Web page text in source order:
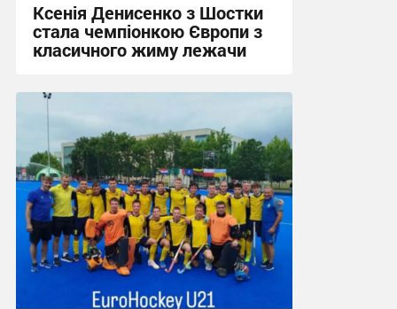
Ксенія Денисенко з Шостки
стала чемпіонкою Європи з
класичного жиму лежачи
17:09, 4.08.2026